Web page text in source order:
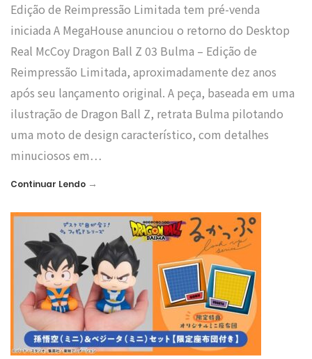
Edição de Reimpressão Limitada tem pré-venda
iniciada A MegaHouse anunciou o retorno do Desktop
Real McCoy Dragon Ball Z 03 Bulma – Edição de
Reimpressão Limitada, aproximadamente dez anos
após seu lançamento original. A peça, baseada em uma
ilustração de Dragon Ball Z, retrata Bulma pilotando
uma moto de design característico, com detalhes
minuciosos em…
Continuar Lendo →